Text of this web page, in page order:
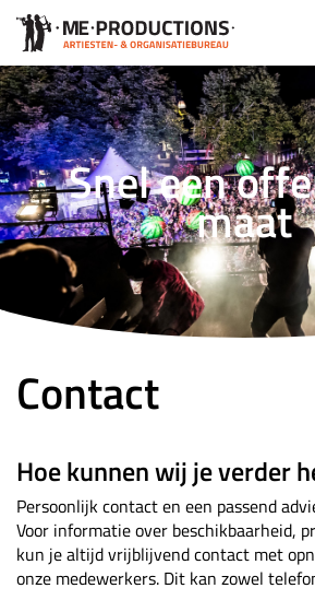
Snel een
maat
Contact
Hoe kunnen wij je verder
Persoonlijk contact en een passend
Voor informatie over beschikbaarheid,
kun je altijd vrijblijvend contact met
onze medewerkers. Dit kan zowel